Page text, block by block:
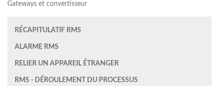
Gateways et convertisseur
RÉCAPITULATIF RMS
ALARME RMS
RELIER UN APPAREIL ÉTRANGER
RMS - DÉROULEMENT DU PROCESSUS